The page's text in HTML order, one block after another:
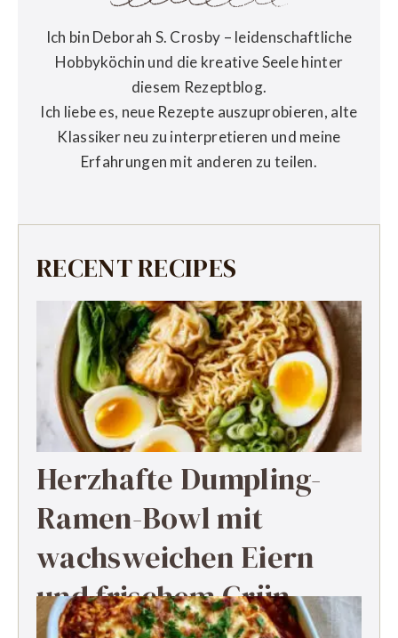
Ich bin Deborah S. Crosby – leidenschaftliche
Hobbyköchin und die kreative Seele hinter
diesem Rezeptblog.
Ich liebe es, neue Rezepte auszuprobieren, alte
Klassiker neu zu interpretieren und meine
Erfahrungen mit anderen zu teilen.
RECENT RECIPES
Herzhafte Dumpling-
Ramen-Bowl mit
wachsweichen Eiern
und frischem Grün